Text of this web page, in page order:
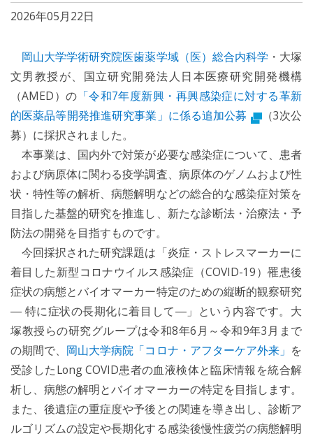
2026年05月22日
岡山大学学術研究院医歯薬学域（医）総合内科学 ・大塚
文男教授が、国立研究開発法人日本医療研究開発機構
（AMED）の 「令和7年度新興・再興感染症に対する革新
的医薬品等開発推進研究事業」に係る追加公募
（3次公
募）に採択されました。
本事業は、国内外で対策が必要な感染症について、患者
および病原体に関わる疫学調査、病原体のゲノムおよび性
状・特性等の解析、病態解明などの総合的な感染症対策を
目指した基盤的研究を推進し、新たな診断法・治療法・予
防法の開発を目指すものです。
今回採択された研究課題は「炎症・ストレスマーカーに
着目した新型コロナウイルス感染症（COVID-19）罹患後
症状の病態とバイオマーカー特定のための縦断的観察研究
― 特に症状の長期化に着目して―」という内容です。大
塚教授らの研究グループは令和8年6月～令和9年3月まで
の期間で、 岡山大学病院「コロナ・アフターケア外来」 を
受診したLong COVID患者の血液検体と臨床情報を統合解
析し、病態の解明とバイオマーカーの特定を目指します。
また、後遺症の重症度や予後との関連を導き出し、診断ア
ルゴリズムの設定や長期化する感染後慢性疲労の病態解明